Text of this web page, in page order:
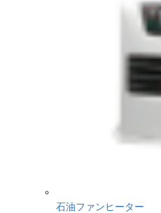
石油ファンヒーター